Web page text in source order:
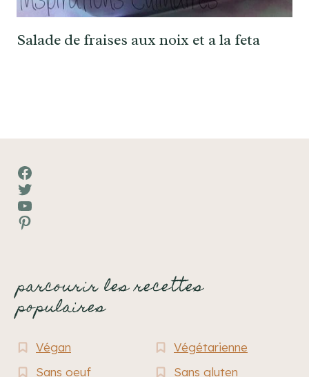
Salade de fraises aux noix et a la feta
Facebook
Twitter
YouTube
Pinterest
parcourir les recettes
populaires
Végan
Végétarienne
Sans oeuf
Sans gluten